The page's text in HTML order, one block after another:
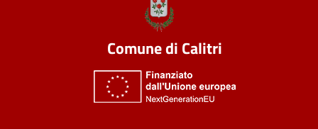
Comune di Calitri